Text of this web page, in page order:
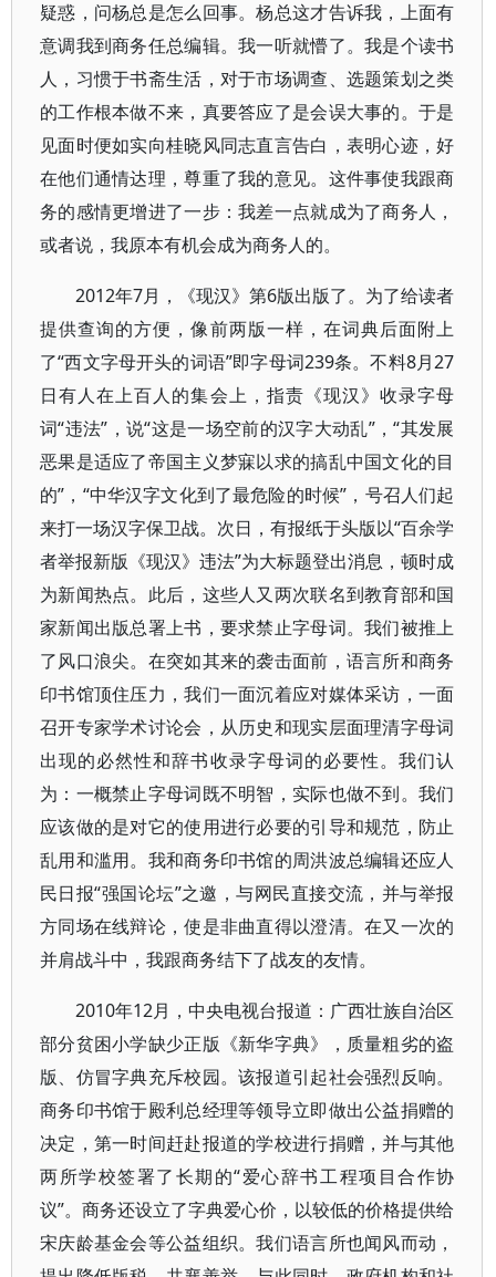
疑惑，问杨总是怎么回事。杨总这才告诉我，上面有
意调我到商务任总编辑。我一听就懵了。我是个读书
人，习惯于书斋生活，对于市场调查、选题策划之类
的工作根本做不来，真要答应了是会误大事的。于是
见面时便如实向桂晓风同志直言告白，表明心迹，好
在他们通情达理，尊重了我的意见。这件事使我跟商
务的感情更增进了一步：我差一点就成为了商务人，
或者说，我原本有机会成为商务人的。
2012年7月，《现汉》第6版出版了。为了给读者
提供查询的方便，像前两版一样，在词典后面附上
了“西文字母开头的词语”即字母词239条。不料8月27
日有人在上百人的集会上，指责《现汉》收录字母
词“违法”，说“这是一场空前的汉字大动乱”，“其发展
恶果是适应了帝国主义梦寐以求的搞乱中国文化的目
的”，“中华汉字文化到了最危险的时候”，号召人们起
来打一场汉字保卫战。次日，有报纸于头版以“百余学
者举报新版《现汉》违法”为大标题登出消息，顿时成
为新闻热点。此后，这些人又两次联名到教育部和国
家新闻出版总署上书，要求禁止字母词。我们被推上
了风口浪尖。在突如其来的袭击面前，语言所和商务
印书馆顶住压力，我们一面沉着应对媒体采访，一面
召开专家学术讨论会，从历史和现实层面理清字母词
出现的必然性和辞书收录字母词的必要性。我们认
为：一概禁止字母词既不明智，实际也做不到。我们
应该做的是对它的使用进行必要的引导和规范，防止
乱用和滥用。我和商务印书馆的周洪波总编辑还应人
民日报“强国论坛”之邀，与网民直接交流，并与举报
方同场在线辩论，使是非曲直得以澄清。在又一次的
并肩战斗中，我跟商务结下了战友的友情。
2010年12月，中央电视台报道：广西壮族自治区
部分贫困小学缺少正版《新华字典》，质量粗劣的盗
版、仿冒字典充斥校园。该报道引起社会强烈反响。
商务印书馆于殿利总经理等领导立即做出公益捐赠的
决定，第一时间赶赴报道的学校进行捐赠，并与其他
两所学校签署了长期的“爱心辞书工程项目合作协
议”。商务还设立了字典爱心价，以较低的价格提供给
宋庆龄基金会等公益组织。我们语言所也闻风而动，